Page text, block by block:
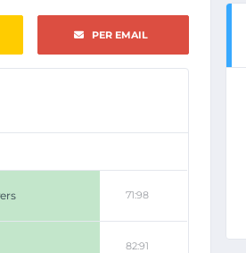
PER EMAIL
71:98
82:91